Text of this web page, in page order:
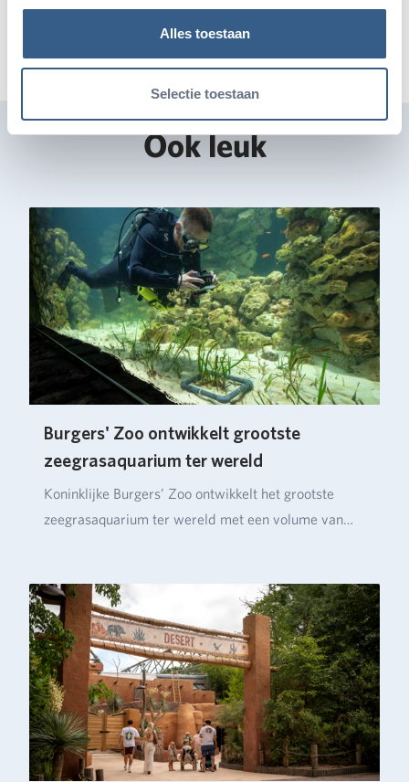
Alles toestaan
Selectie toestaan
Ook leuk
Burgers' Zoo ontwikkelt grootste
zeegrasaquarium ter wereld
Koninklijke Burgers’ Zoo ontwikkelt het grootste
zeegrasaquarium ter wereld met een volume van